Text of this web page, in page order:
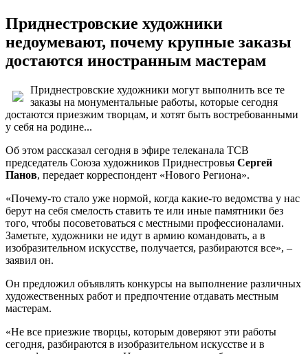
Приднестровские художники
недоумевают, почему крупные заказы
достаются иностранным мастерам
Приднестровские художники могут выполнить все те
заказы на монументальные работы, которые сегодня
достаются приезжим творцам, и хотят быть востребованными
у себя на родине...
Об этом рассказал сегодня в эфире телеканала ТСВ
председатель Союза художников Приднестровья Сергей
Панов, передает корреспондент «Нового Региона».
«Почему-то стало уже нормой, когда какие-то ведомства у нас
берут на себя смелость ставить те или иные памятники без
того, чтобы посоветоваться с местными профессионалами.
Заметьте, художники не идут в армию командовать, а в
изобразительном искусстве, получается, разбираются все», –
заявил он.
Он предложил объявлять конкурсы на выполнение различных
художественных работ и предпочтение отдавать местным
мастерам.
«Не все приезжие творцы, которым доверяют эти работы
сегодня, разбираются в изобразительном искусстве и в